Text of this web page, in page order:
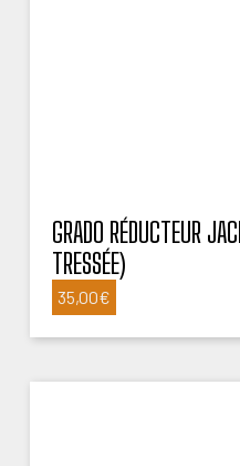
GRADO RÉDUCTEUR
TRESSÉE)
35,00€